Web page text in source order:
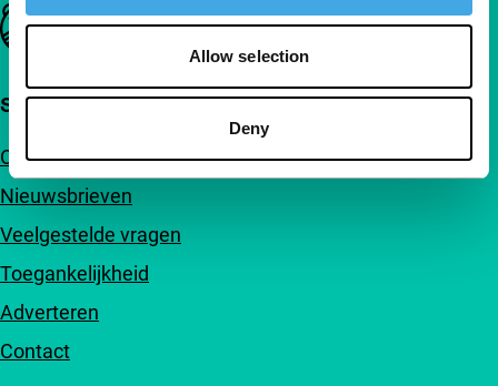
Allow selection
Deny
Belangrijke links
Snel naar
Over ons
Nieuwsbrieven
Veelgestelde vragen
Toegankelijkheid
Adverteren
Contact